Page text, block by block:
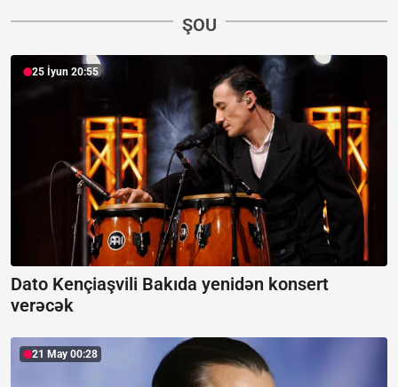
ŞOU
25 İyun 20:55
Dato Kençiaşvili Bakıda yenidən konsert
verəcək
21 May 00:28